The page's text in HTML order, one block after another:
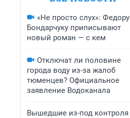
«Не просто слух»: Федору
Бондарчуку приписывают
новый роман — с кем
Отключат ли половине
города воду из-за жалоб
тюменцев? Официальное
заявление Водоканала
Вышедшие из-под контроля